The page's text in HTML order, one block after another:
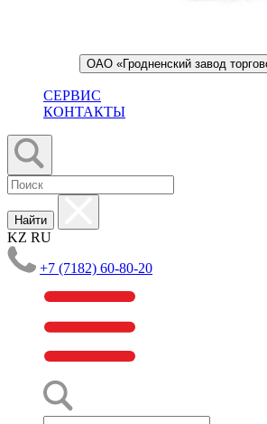
ОАО «Гродненский завод
СЕРВИС
КОНТАКТЫ
Найти
KZ RU
+7 (7182) 60-80-20